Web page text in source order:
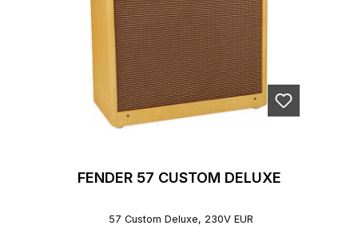
FENDER 57 CUSTOM DELUXE
57 Custom Deluxe, 230V EUR